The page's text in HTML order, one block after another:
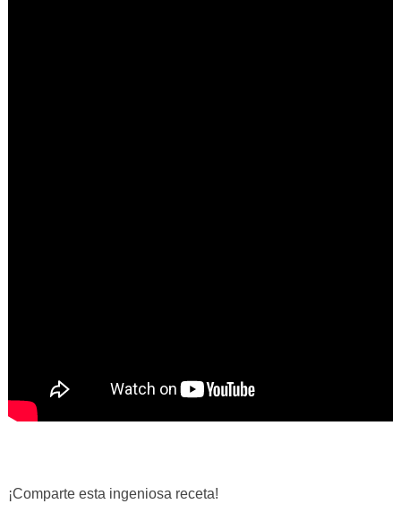
¡Comparte esta ingeniosa receta!